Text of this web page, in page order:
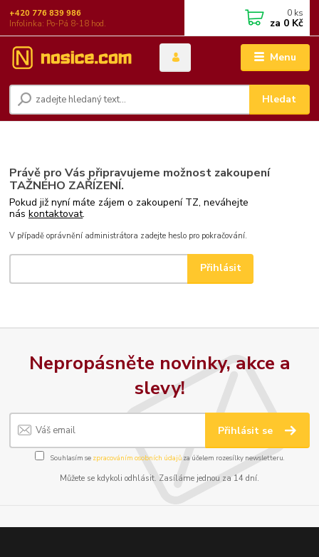
Menu
Hledat
+420 776 839 986
Infolinka: Po-Pá 8-18 hod.
0 ks
za 0 Kč
Právě pro Vás připravujeme možnost zakoupení
TAŽNÉHO ZAŘÍZENÍ.
Pokud již nyní máte zájem o zakoupení TZ, neváhejte
náskontaktovat.
V případě oprávnění administrátora zadejte heslo pro pokračování.
Nepropásněte novinky, akce a
slevy!
Přihlásit se
Souhlasím se zpracováním osobních údajůza účelem rozesílky newsletteru.
Můžete se kdykoli odhlásit. Zasíláme jednou za 14 dní.